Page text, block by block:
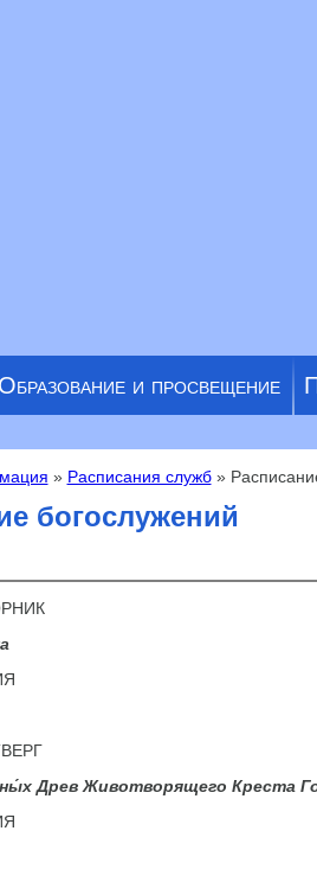
Образование и просвещение
» Расписания служб»
богослужений
Древ Животворящего Креста